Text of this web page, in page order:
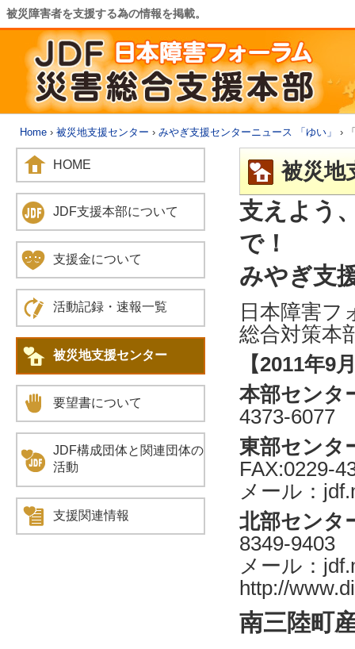
被災障害者を支援する為の情報を掲載。
Home › 被災地支援センター › みやぎ支援センターニュース 「ゆい」 ›
被災地
支えよう
で！
みやぎ支
日本障害フ
総合対策本
【2011年9
本部センタ
4373-6077
東部センタ
FAX:0229-
メール：
北部センタ
8349-9403
メール：
http://
南三陸町
HOME
JDF支援本部について
支援金について
活動記録・速報一覧
被災地支援センター
要望書について
JDF構成団体と関連団体の
活動
支援関連情報